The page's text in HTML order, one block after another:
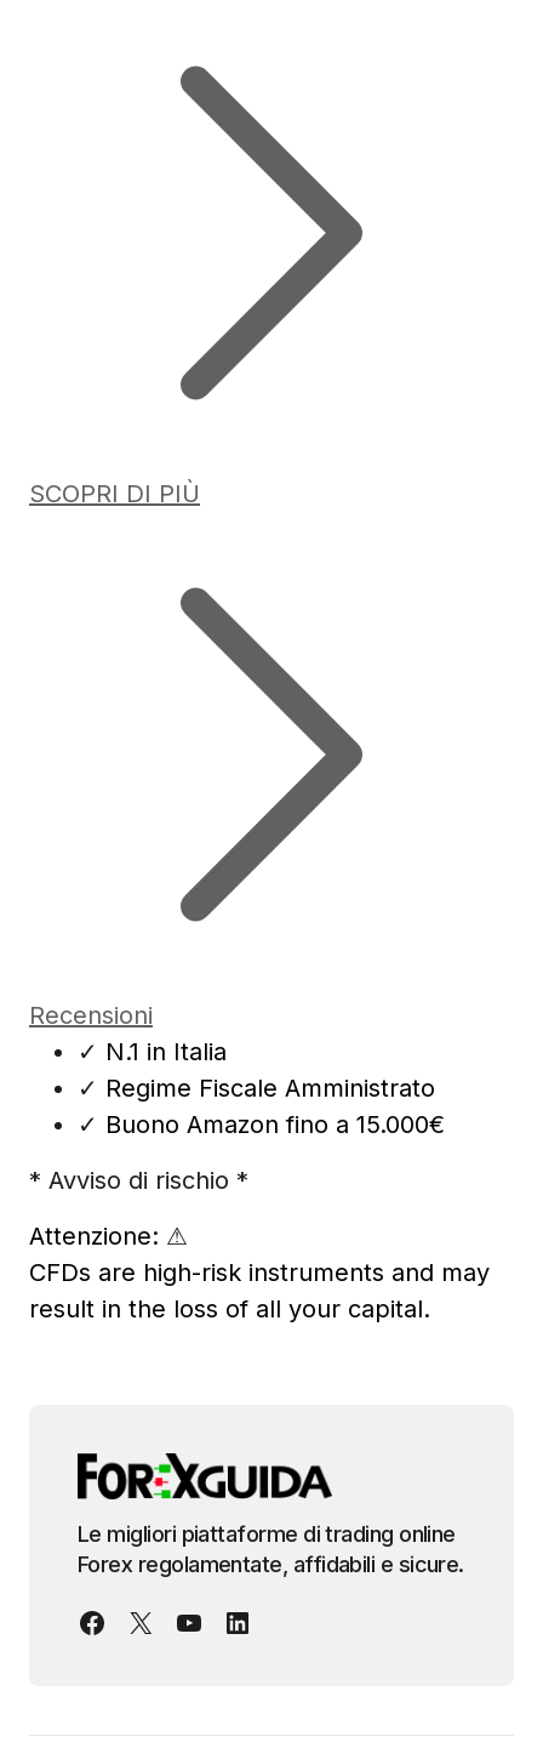
SCOPRI DI PIÙ
Recensioni
✓ N.1 in Italia
✓ Regime Fiscale Amministrato
✓ Buono Amazon fino a 15.000€
* Avviso di rischio *
Attenzione: ⚠
CFDs are high-risk instruments and may
result in the loss of all your capital.
Le migliori piattaforme di trading online
Forex regolamentate, affidabili e sicure.